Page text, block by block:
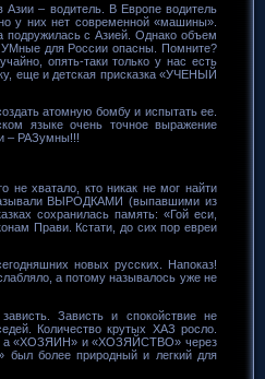
– водитель. В Европе водитель
у них нет современной «машины».
подружилась с Азией. Однако объем
для России опасны. Помните?
опять-таки только у нас есть
и детская присказка «УЧЕНЫЙ
атомную бомбу и испытать ее.
языке очень точное выражение
– РАЗумны!!!
не хватало, кто никак не мог найти
ВЫРОДКАМИ (выпавшими из
сохранилась память: «Гой еси,
Прави. Кстати, до сих пор евреи
новых русских. Напоказ!
а потому называлось уже не
Зависть и спокойствие не
Количество крутых ХАЗ росло.
а «ХОЗЯИН» и «ХОЗЯЙСТВО» через
был более природный и легкий для